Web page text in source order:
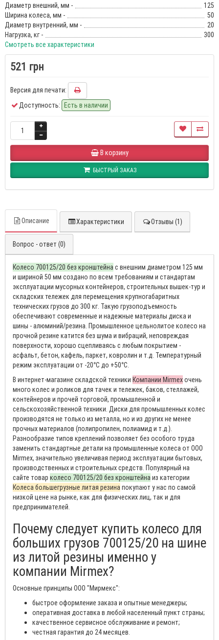
Диаметр внешний, мм -
125
Ширина колеса, мм -
50
Диаметр внутренний, мм -
20
Нагрузка, кг -
300
Смотреть все характеристики
521 грн
Версия для печати:
Доступность: Есть в наличии
В корзину
БЫСТРЫЙ ЗАКАЗ
Описание Характеристики Отзывы (1)
Вопрос - ответ (0)
Колесо 700125/20 без кронштейна с внешним диаметром 125 мм
и шириной 50 мм создано по всем требованиям и стандартам
эксплуатации мусорных контейнеров, строительных вышек-тур и
складских тележек для перемещения крупногабаритных
технических грузов до 300 кг. Такую грузоподъемность
обеспечивают современные и надежные материалы диска и
шины - алюминий/резина. Промышленное цельнолитое колесо на
прочной резине катится без шума и вибраций, неповреждая
поверхности, хорошо сцепливаясь с любым покрытием -
асфальт, бетон, кафель, паркет, ковролин и т.д. Температурный
режим эксплуатации от -20°С до +50°С.
В интернет-магазине складской техники Компании Mirmexочень
много колес и роликов для тачек и тележек, баков, стеллажей,
контейнеров и прочей торговой, промышленной и
сельскохозяйственной техники. Диски для промышленных колес
производятся не только из металла, но и из других не менее
прочных материалов (полипропилен, полиамид и т.д.).
Разнообразие типов креплений позволяет без особого труда
заменить стандартные детали на промышленные колеса от ООО
Mirmex, значительно увеличивая период эксплуатации бытовых,
производственных и строительных средств. Популярный на
сайте товар колесо 700125/20 без кронштейна из категории
Колеса большегрузные литая резина покупают у нас по самой
низкой цене на рынке, как для физических лиц, так и для
предпринимателей.
Почему следует купить колесо для
больших грузов 700125/20 на шине
из литой резины именно у
компании Mirmex?
Основные принципы ООО "Мирмекс":
быстрое оформление заказа и опытные менеджеры;
оперативная доставка в любой населенный пункт страны;
качественное сервисное обслуживание и ремонт;
честная гарантия до 24 месяцев.